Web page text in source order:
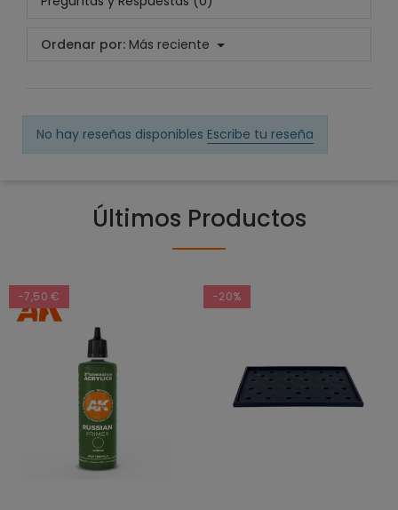
Ordenar por: Más reciente
No hay reseñas disponibles Escribe tu reseña
Últimos Productos
-7,50 € -20%